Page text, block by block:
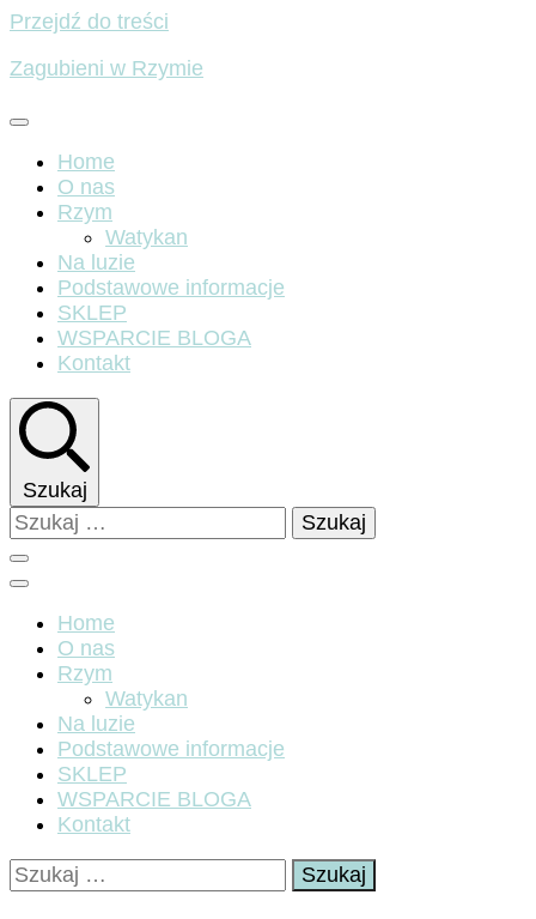
Przejdź do treści
Zagubieni w Rzymie
Home
O nas
Rzym
Watykan
Na luzie
Podstawowe informacje
SKLEP
WSPARCIE BLOGA
Kontakt
Szukaj
Szukaj:
Home
O nas
Rzym
Watykan
Na luzie
Podstawowe informacje
SKLEP
WSPARCIE BLOGA
Kontakt
Szukaj: